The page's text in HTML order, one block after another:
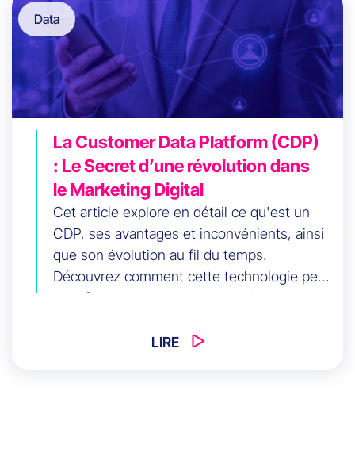
Data
La Customer Data Platform (CDP)
: Le Secret d’une révolution dans
le Marketing Digital
Cet article explore en détail ce qu'est un
CDP, ses avantages et inconvénients, ainsi
que son évolution au fil du temps.
Découvrez comment cette technologie peut
transformer vos approches marketing et
clients, essentielle pour des campagnes
LIRE